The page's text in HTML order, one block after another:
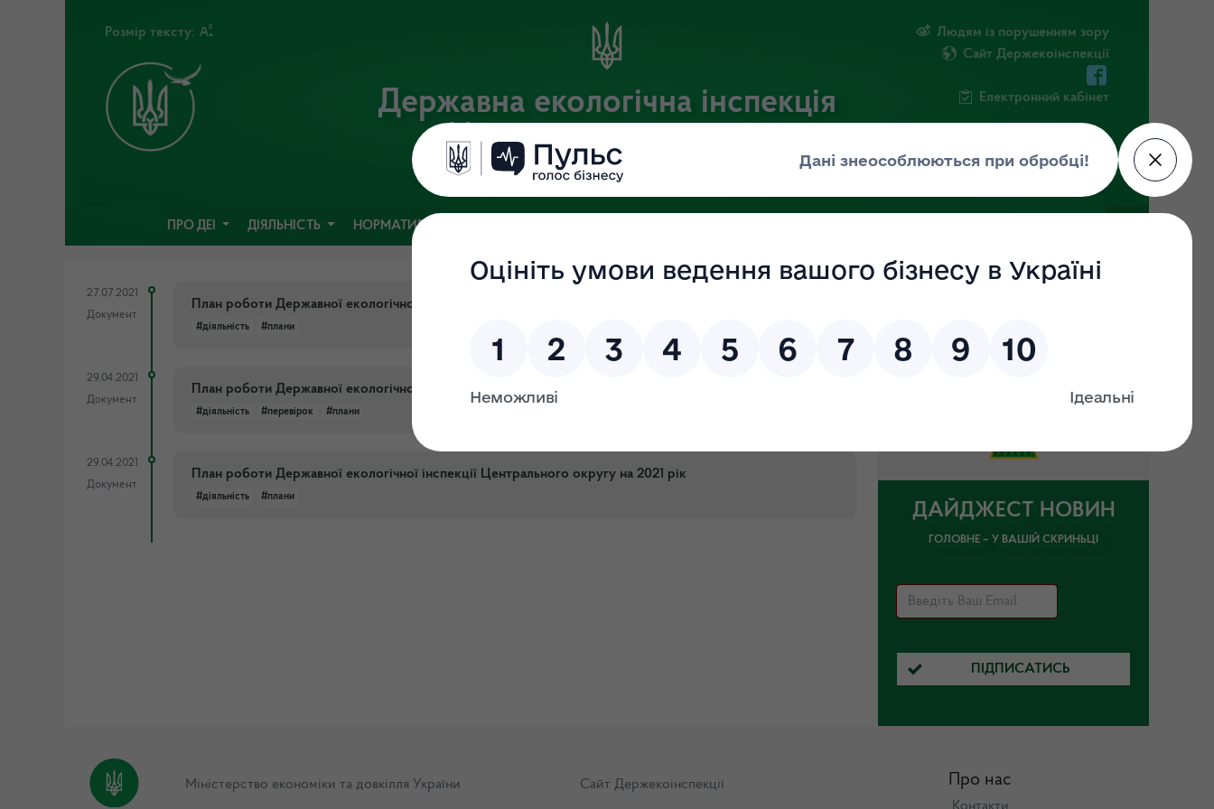
Розмір тексту:
Державна екологічна інспекція
Центрального округу
Офіційний веб-портал
Людям із порушенням зору
Сайт Держекоінспекції
Електронний кабінет
ПРО ДЕІ ДІЯЛЬНІСТЬ НОРМАТИВНА БАЗА
27.07.2021
Документ
План роботи Державної екологічної інспекції Центрального округу на 2021 рік
#діяльність #плани
29.04.2021
Документ
План роботи Державної екологічної інспекції Центрального округу на 2021 рік
#діяльність #перевірок #плани
29.04.2021
Документ
План роботи Державної екологічної інспекції Центрального округу на 2021 рік
#діяльність #плани
ДАЙДЖЕСТ НОВИН
ГОЛОВНЕ – У ВАШІЙ СКРИНЬЦІ
ПІДПИСАТИСЬ
Міністерство економіки та довкілля України Сайт Держекоінспекції Про нас